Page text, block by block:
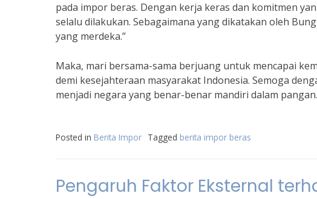
pada impor beras. Dengan kerja keras dan komitmen
selalu dilakukan. Sebagaimana yang dikatakan oleh
yang merdeka.”
Maka, mari bersama-sama berjuang untuk mencapai
demi kesejahteraan masyarakat Indonesia. Semoga
menjadi negara yang benar-benar mandiri dalam pangan.
Posted in Berita Impor Tagged berita impor beras
Pengaruh Faktor Eksternal